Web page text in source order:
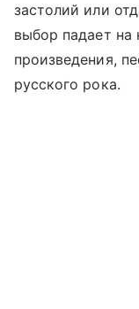
застолий или
выбор падает на
произведения,
русского рока.